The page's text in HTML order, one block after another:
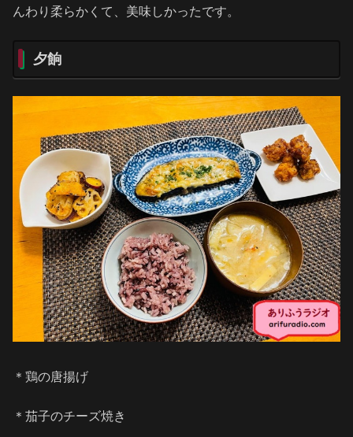
んわり柔らかくて、美味しかったです。
夕餉
＊鶏の唐揚げ
＊茄子のチーズ焼き